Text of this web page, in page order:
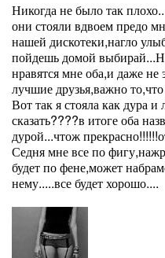
Никогда не было так
они стояли вдвоем предо
нашей дискотеки,нагло
пойдешь домой
нравятся мне оба,и даже
лучшие друзья,важно
Вот так я стояла как дура и
сказать????в итоге оба
дурой...чтож
Седня мне все по
будет по фене,может
нему.....все будет хорошо....